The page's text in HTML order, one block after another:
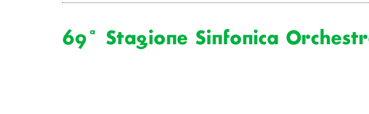
69ª Stagione Sinfonica